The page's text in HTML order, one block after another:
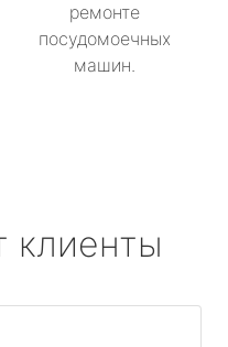
ремонте
посудомоечных
машин.
клиенты